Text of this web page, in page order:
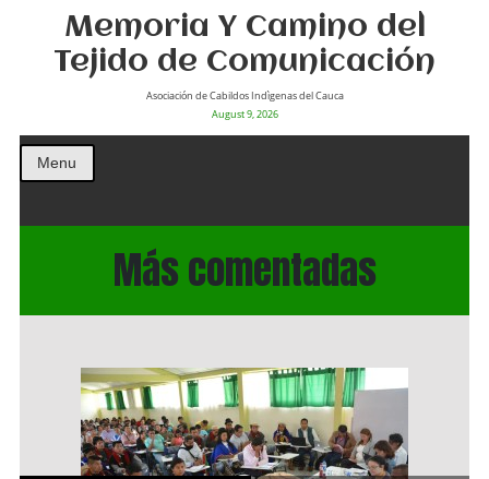
Memoria Y Camino del
Tejido de Comunicación
Asociación de Cabildos Indìgenas del Cauca
August 9, 2026
Menu
Más comentadas